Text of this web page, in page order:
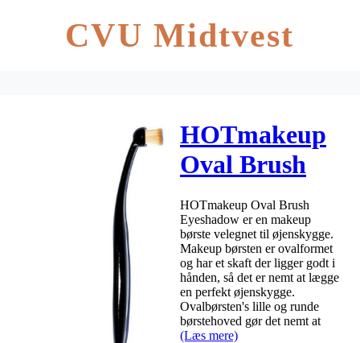
CVU Midtvest
HOTmakeup
Oval Brush
Eyeshadow
No. 6 (U)
HOTmakeup Oval Brush
Eyeshadow er en makeup
børste velegnet til øjenskygge.
Makeup børsten er ovalformet
og har et skaft der ligger godt i
hånden, så det er nemt at lægge
en perfekt øjenskygge.
Ovalbørsten's lille og runde
børstehoved gør det nemt at
(Læs mere)